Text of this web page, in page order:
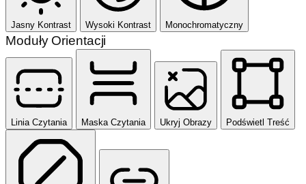
Jasny Kontrast Wysoki Kontrast Monochromatyczny
Moduły Orientacji
Linia Czytania Maska Czytania Ukryj Obrazy Podświetl Treść